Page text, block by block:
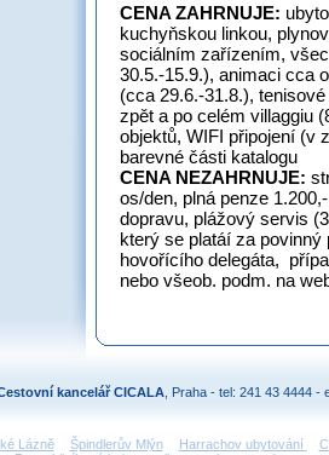
CENA ZAHRNUJE:
kuchyňskou linkou,
sociálním zařízením,
30.5.-15.9.), animaci cca
(cca 29.6.-31.8.),
zpět a po celém villaggiu
objektů, WIFI připojení (v
barevné části katalogu
CENA NEZAHRNUJE:
os/den, plná penze
dopravu, plážový servis
který se platáí za
hovořícího delegáta,
nebo všeob. podm. na
kancelář CICALA , Praha - tel: 241 43 4444 -
Lázně Špindlerův Mlýn Harrachov ubytování